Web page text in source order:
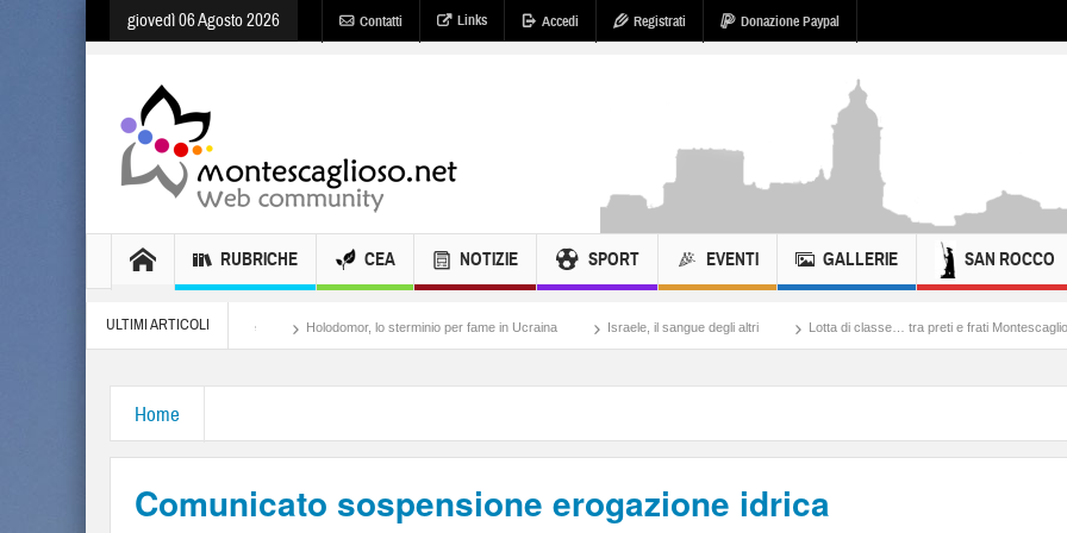
giovedì 06 Agosto 2026 Contatti Links Accedi Registrati Donazione Paypal
RUBRICHE CEA NOTIZIE SPORT EVENTI GALLERIE SAN ROCCO
ULTIMI ARTICOLI
Meloni, il lamento al potere Holodomor, lo sterminio per fame in Ucraina Israele, il sangue degli altri Lotta di classe… tra preti e frati Montescaglioso
Home
Comunicato sospensione erogazione idrica